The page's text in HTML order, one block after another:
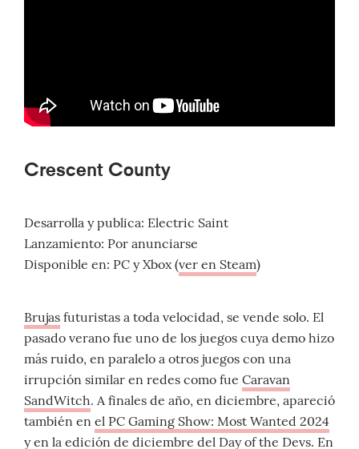
Crescent County
Desarrolla y publica: Electric Saint
Lanzamiento: Por anunciarse
Disponible en: PC y Xbox (ver en Steam)
Brujas futuristas a toda velocidad, se vende solo. El
pasado verano fue uno de los juegos cuya demo hizo
más ruido, en paralelo a otros juegos con una
irrupción similar en redes como fue Caravan
SandWitch. A finales de año, en diciembre, apareció
también en el PC Gaming Show: Most Wanted 2024
y en la edición de diciembre del Day of the Devs. En